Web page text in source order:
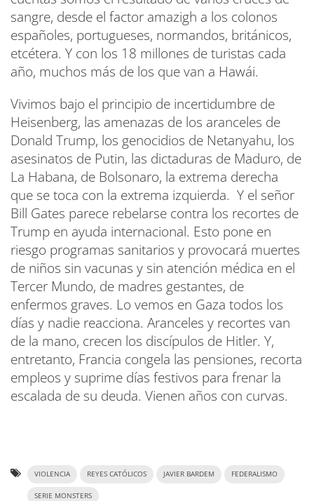
sangre, desde el factor amazigh a los colonos
españoles, portugueses, normandos, británicos,
etcétera. Y con los 18 millones de turistas cada
año, muchos más de los que van a Hawái.
Vivimos bajo el principio de incertidumbre de
Heisenberg, las amenazas de los aranceles de
Donald Trump, los genocidios de Netanyahu, los
asesinatos de Putin, las dictaduras de Maduro, de
La Habana, de Bolsonaro, la extrema derecha
que se toca con la extrema izquierda. Y el señor
Bill Gates parece rebelarse contra los recortes de
Trump en ayuda internacional. Esto pone en
riesgo programas sanitarios y provocará muertes
de niños sin vacunas y sin atención médica en el
Tercer Mundo, de madres gestantes, de
enfermos graves. Lo vemos en Gaza todos los
días y nadie reacciona. Aranceles y recortes van
de la mano, crecen los discípulos de Hitler. Y,
entretanto, Francia congela las pensiones, recorta
empleos y suprime días festivos para frenar la
escalada de su deuda. Vienen años con curvas.
VIOLENCIA REYES CATÓLICOS JAVIER BARDEM FEDERALISMO
SERIE MONSTERS